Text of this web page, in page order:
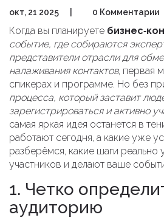
окт, 21 2025 0 Комментарии
Когда вы планируете
событие, где собираются
представители отрасли для
налаживания контактов, первая
спикерах и программе. Но без
процесса, который заставит
зарегистрироваться и активно
самая яркая идея останется в
работают сегодня, а какие уже
разберёмся, какие шаги реально
участников и делают ваше
1. Четко
аудиторию